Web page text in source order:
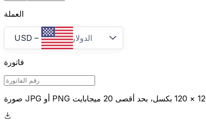
العملة
USD – الدولار الأمريكي
فاتورة